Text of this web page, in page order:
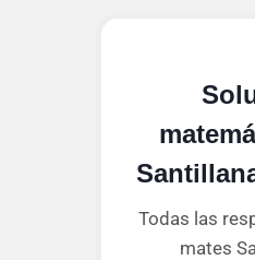
Todas las
mates